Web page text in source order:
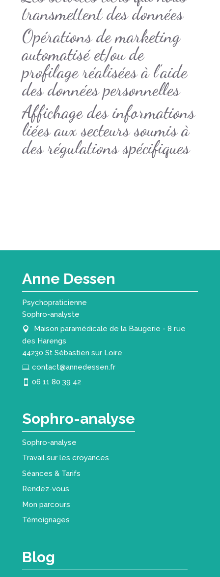
transmettent des données
Opérations de marketing
automatisé et/ou de
profilage réalisées à l’aide
des données personnelles
Affichage des informations
liées aux secteurs soumis à
des régulations spécifiques
Anne Dessen
Psychopraticienne
Sophro-analyste
Maison paramédicale de la Baugerie - 8 rue
des Harengs
44230 St Sébastien sur Loire
contact@annedessen.fr
06 11 80 39 42
Sophro-analyse
Sophro-analyse
Travail sur les croyances
Séances & Tarifs
Rendez-vous
Mon parcours
Témoignages
Blog